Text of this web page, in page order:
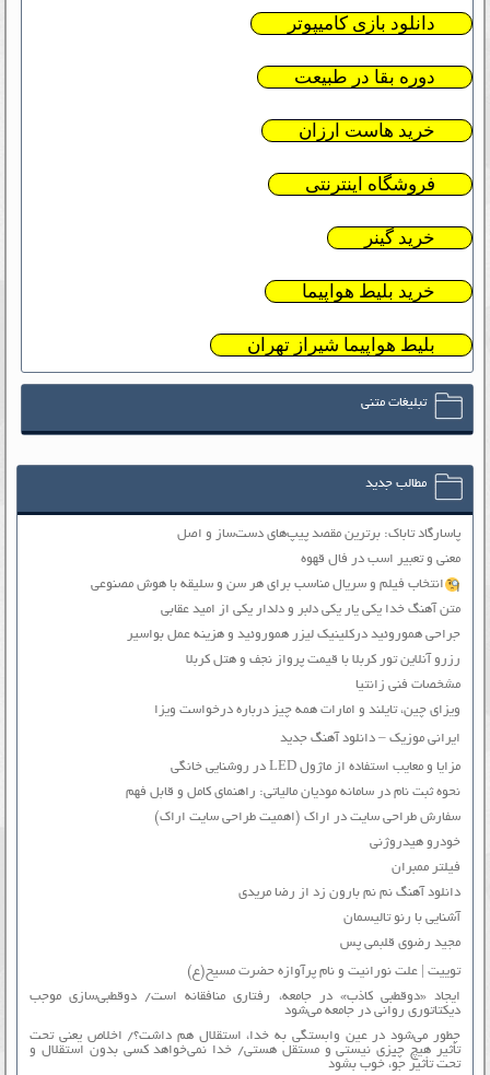
دانلود بازی کامیپوتر
دوره بقا در طبیعت
خرید هاست ارزان
فروشگاه اینترنتی
خرید گینر
خرید بلیط هواپیما
بلیط هواپیما شیراز تهران
تبلیغات متنی
مطالب جدید
پاسارگاد تاباک: برترین مقصد پیپ‌های دست‌ساز و اصل
معنی و تعبیر اسب در فال قهوه
انتخاب فیلم و سریال مناسب برای هر سن و سلیقه با هوش مصنوعی
متن آهنگ خدا یکی یار یکی دلبر و دلدار یکی از امید عقابی
جراحی هموروئید درکلینیک لیزر هموروئید و هزینه عمل بواسیر
رزرو آنلاین تور کربلا با قیمت پرواز نجف و هتل کربلا
مشخصات فنی زانتیا
ویزای چین، تایلند و امارات همه چیز درباره درخواست ویزا
ایرانی موزیک – دانلود آهنگ جدید
مزایا و معایب استفاده از ماژول LED در روشنایی خانگی
نحوه ثبت نام در سامانه مودیان مالیاتی: راهنمای کامل و قابل فهم
سفارش طراحی سایت در اراک (اهمیت طراحی سایت اراک)
خودرو هیدروژنی
فیلتر ممبران
دانلود آهنگ نم نم بارون زد از رضا مریدی
آشنایی با رنو تالیسمان
مجید رضوی قلبمی پس
توییت | علت نورانیت و نام پرآوازه حضرت مسیح(ع)
ایجاد «دوقطبی کاذب» در جامعه، رفتاری منافقانه است/ دوقطبی‌سازی موجب
دیکتاتوری روانی در جامعه می‌شود
چطور می‌شود در عین وابستگی به خدا، استقلال هم داشت؟/ اخلاص یعنی تحت
تأثیر هیچ چیزی نیستی و مستقل هستی/ خدا نمی‌خواهد کسی بدون استقلال و
تحت تأثیر جوّ، خوب بشود